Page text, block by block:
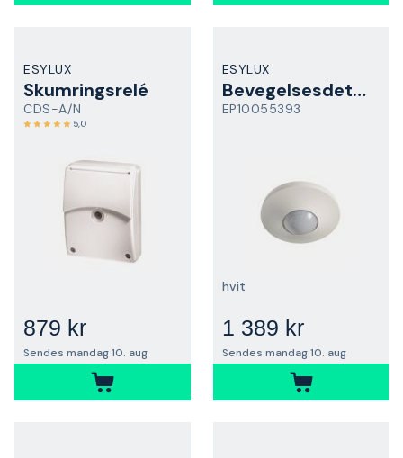
ESYLUX
Skumringsrelé
CDS-A/N
5,0
879 kr
Sendes mandag 10. aug
ESYLUX
Bevegelsesdetektor
EP10055393
hvit
1 389 kr
Sendes mandag 10. aug